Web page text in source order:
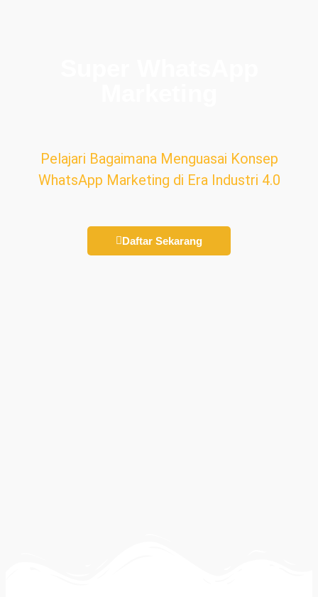
Pelajari Bagaimana Menguasai Konsep
WhatsApp Marketing di Era Industri 4.0
Daftar Sekarang